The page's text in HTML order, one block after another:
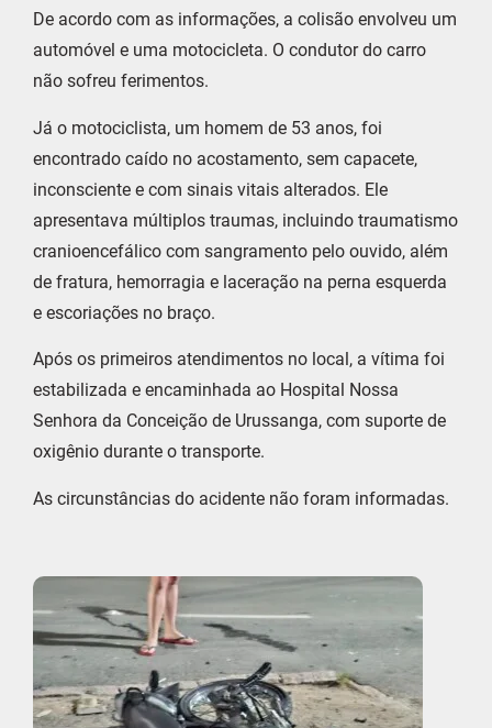
De acordo com as informações, a colisão envolveu um
automóvel e uma motocicleta. O condutor do carro
não sofreu ferimentos.
Já o motociclista, um homem de 53 anos, foi
encontrado caído no acostamento, sem capacete,
inconsciente e com sinais vitais alterados. Ele
apresentava múltiplos traumas, incluindo traumatismo
cranioencefálico com sangramento pelo ouvido, além
de fratura, hemorragia e laceração na perna esquerda
e escoriações no braço.
Após os primeiros atendimentos no local, a vítima foi
estabilizada e encaminhada ao Hospital Nossa
Senhora da Conceição de Urussanga, com suporte de
oxigênio durante o transporte.
As circunstâncias do acidente não foram informadas.